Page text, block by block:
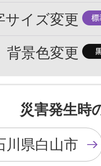
サイズ変更 標
準
背景色変更 背
色
を
黒
色
に
災害発生時
川県白山市